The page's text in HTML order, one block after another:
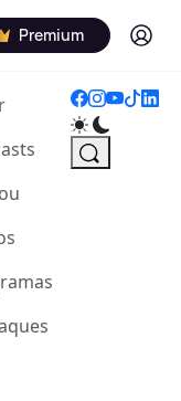
Premium Log in
(current)